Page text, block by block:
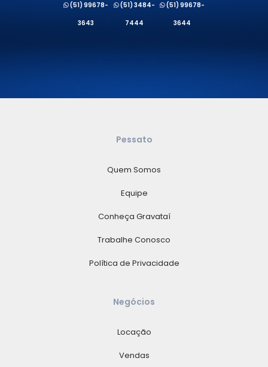
(51) 99678-
3643
(51) 3484-
7444
(51) 99678-
3644
Pessato
Quem Somos
Equipe
Conheça Gravataí
Trabalhe Conosco
Política de Privacidade
Negócios
Locação
Vendas